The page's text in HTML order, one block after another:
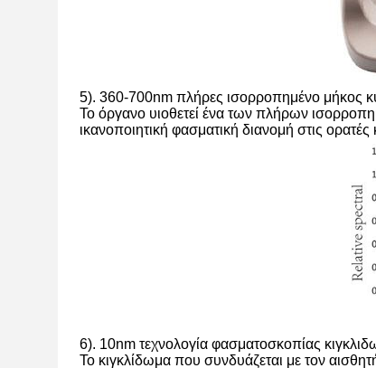
5). 360-700nm πλήρες ισορροπημένο μήκος
Το όργανο υιοθετεί ένα των πλήρων
ικανοποιητική φασματική διανομή στις
6). 10nm τεχνολογία φασματοσκοπίας
Το κιγκλίδωμα που συνδυάζεται με τον